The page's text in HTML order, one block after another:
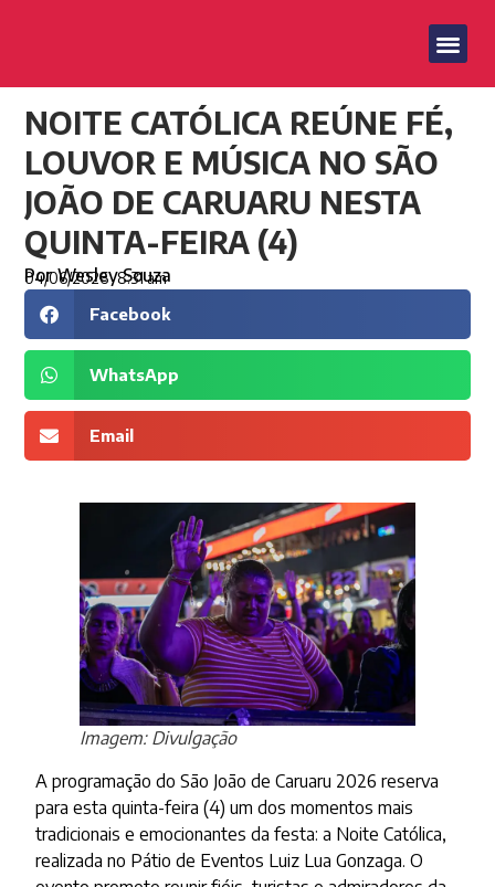
NOITE CATÓLICA REÚNE FÉ,
LOUVOR E MÚSICA NO SÃO
JOÃO DE CARUARU NESTA
QUINTA-FEIRA (4)
PorWesley Souza
04/06/2026 8:31 am
Facebook
WhatsApp
Email
Imagem: Divulgação
A programação do São João de Caruaru 2026 reserva
para esta quinta-feira (4) um dos momentos mais
tradicionais e emocionantes da festa: a Noite Católica,
realizada no Pátio de Eventos Luiz Lua Gonzaga. O